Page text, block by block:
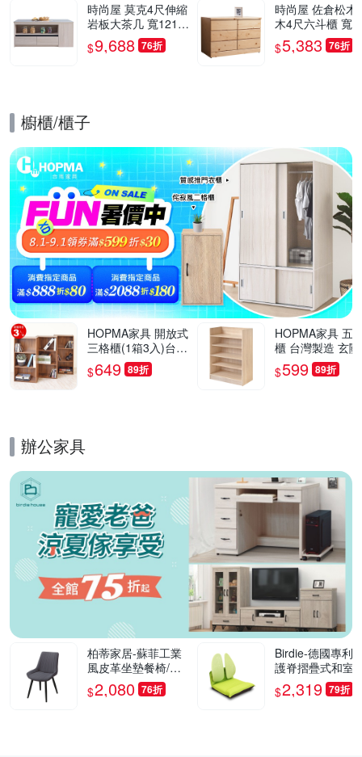
時尚屋 莫克4尺伸縮
岩板大茶几 寬121x
深60x高52.6公分-台
灣製/免組裝/茶几
$9,688 76折
時尚屋 佐倉松木實
木4尺六斗櫃 寬
深58x高76cm
$5,383 76折
櫥櫃/櫃子
HOPMA家具 開放式
三格櫃(1箱3入)台灣
製造 收納置物櫃 儲
藏玄關櫃 展示空櫃-
$649 89折
HOPMA家具 五
櫃 台灣製造 玄
開放收納櫃 置物
櫃 鞋架-寬60 X
$599 89折
辦公家具
柏蒂家居-蘇菲工業
風皮革坐墊餐椅/休
閒椅(單椅)-55x42x8
2cm
$2,080 76折
Birdie-德國專利
護脊摺疊式和室
綠色-
$2,319 79折